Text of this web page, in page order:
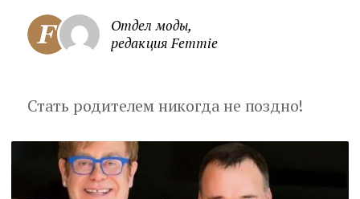
Отдел моды,
редакция Femmie
Стать родителем никогда не поздно!